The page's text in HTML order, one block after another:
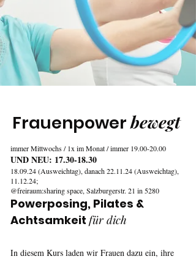
Frauenpowerbewegt
immer Mittwochs / 1x im Monat / immer 19.00-20.00
UND NEU: 17.30-18.30
18.09.24 (Ausweichtag), danach 22.11.24 (Ausweichtag),
11.12.24;
@freiraum:sharing space, Salzburgerstr. 21 in 5280
Powerposing, Pilates &
Achtsamkeit für dich
In diesem Kurs laden wir Frauen dazu ein, ihre